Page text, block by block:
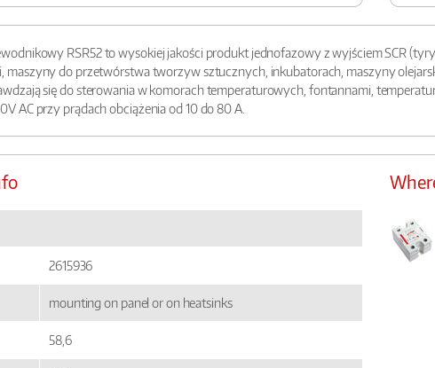
RSR52 to wysokiej jakości produkt jednofazowy z wyjściem SCR
maszyny do przetwórstwa tworzyw sztucznych, inkubatorach, maszyny
się do sterowania w komorach temperaturowych, fontannami,
AC przy prądach obciążenia od 10 do 80 A.
2615936
mounting on panel or on heatsinks
58,6